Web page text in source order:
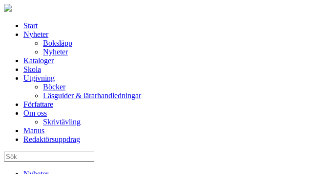
Start
Nyheter
Boksläpp
Nyheter
Kataloger
Skola
Utgivning
Böcker
Läsguider & lärarhandledningar
Författare
Om oss
Skrivtävling
Manus
Redaktörsuppdrag